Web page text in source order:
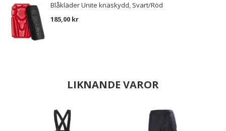
Blåkläder Unite knäskydd, Svart/Röd
185,00 kr
LIKNANDE VAROR